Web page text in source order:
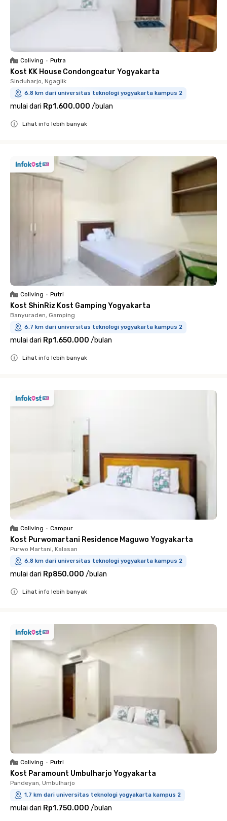
Coliving • Putra
Kost KK House Condongcatur Yogyakarta
Sinduharjo, Ngaglik
6.8 km dari universitas teknologi yogyakarta kampus 2
mulai dari Rp1.600.000 /bulan
Lihat info lebih banyak
Coliving • Putri
Kost ShinRiz Kost Gamping Yogyakarta
Banyuraden, Gamping
6.7 km dari universitas teknologi yogyakarta kampus 2
mulai dari Rp1.650.000 /bulan
Lihat info lebih banyak
Coliving • Campur
Kost Purwomartani Residence Maguwo Yogyakarta
Purwo Martani, Kalasan
6.8 km dari universitas teknologi yogyakarta kampus 2
mulai dari Rp850.000 /bulan
Lihat info lebih banyak
Coliving • Putri
Kost Paramount Umbulharjo Yogyakarta
Pandeyan, Umbulharjo
1.7 km dari universitas teknologi yogyakarta kampus 2
mulai dari Rp1.750.000 /bulan